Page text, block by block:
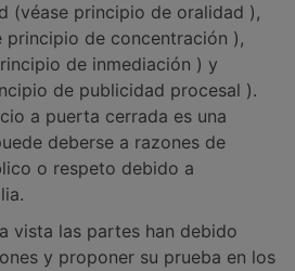
(véase principio de oralidad ),
principio de concentración ),
de inmediación ) y
de publicidad procesal ).
a puerta cerrada es una
deberse a razones de
o respeto debido a
vista las partes han debido
y proponer su prueba en los